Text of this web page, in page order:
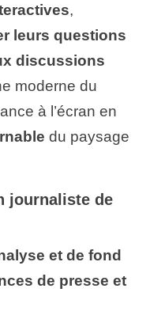
,
leurs questions
discussions
moderne du
à l’écran en
du paysage
journaliste de
et de fond
de presse et